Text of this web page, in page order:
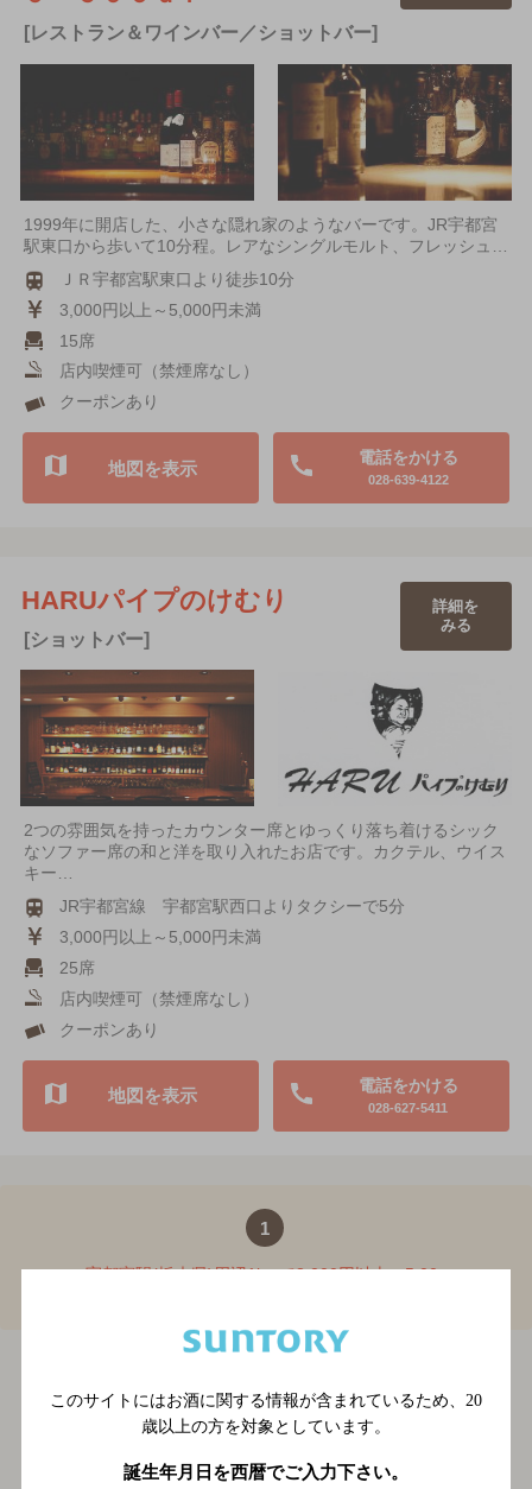
[レストラン＆ワインバー／ショットバー]
1999年に開店した、小さな隠れ家のようなバーです。JR宇都宮
駅東口から歩いて10分程。レアなシングルモルト、フレッシュ…
ＪＲ宇都宮駅東口より徒歩10分
3,000円以上～5,000円未満
15席
店内喫煙可（禁煙席なし）
クーポンあり
電話をかける
028-639-4122
地図を表示
HARUパイプのけむり
[ショットバー]
詳細を
みる
2つの雰囲気を持ったカウンター席とゆっくり落ち着けるシック
なソファー席の和と洋を取り入れたお店です。カクテル、ウイス
キー…
JR宇都宮線 宇都宮駅西口よりタクシーで5分
3,000円以上～5,000円未満
25席
店内喫煙可（禁煙席なし）
クーポンあり
電話をかける
028-627-5411
地図を表示
1
宇都宮駅(栃木県)周辺1kmで3,000円以上～5,00
(栃木県)周辺1kmで3,000円以上～5,000円未満のショットバー
関連ページ
このサイトにはお酒に関する情報が含まれているため、 20
歳以上の方を対象としています。
誕生年月日を西暦でご入力下さい。